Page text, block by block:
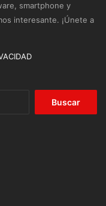
smartphone y
interesante. ¡Únete a